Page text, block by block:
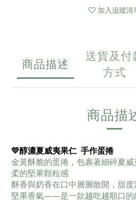
加入追蹤清
商品描述
送貨及付
方式
商品描
💛醇濃夏威夷果仁 手作蛋捲
金黃酥脆的蛋捲，包裹著細碎夏
柔的堅果顆粒感
酥香與奶香在口中層層散開，甜
堅果香氣——是一款越吃越順口的